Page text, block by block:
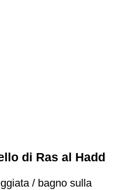
di Ras al Hadd
/ bagno sulla